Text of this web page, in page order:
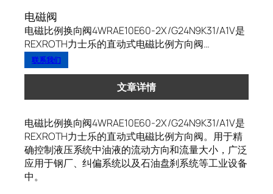
电磁阀
电磁比例换向阀4WRAE10E60-2X/G24N9K31/A1V是
REXROTH力士乐的直动式电磁比例方向阀…
联系我们
文章详情
电磁比例换向阀4WRAE10E60-2X/G24N9K31/A1V是
REXROTH力士乐的直动式电磁比例方向阀。用于精
确控制液压系统中油液的流动方向和流量大小，广泛
应用于钢厂、纠偏系统以及石油盘刹系统等工业设备
中。